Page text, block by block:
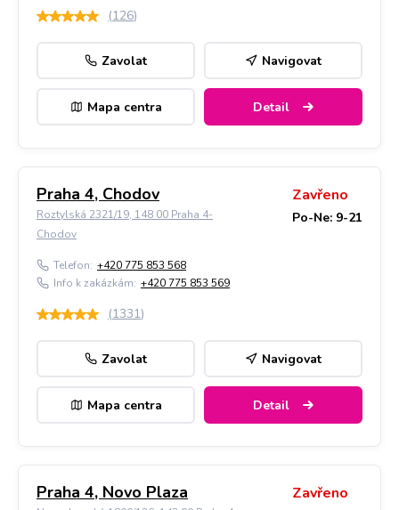
(126)
Zavolat Navigovat
Mapa centra Detail
Praha 4, Chodov
Roztylská 2321/19, 148 00 Praha 4-
Chodov
Zavřeno
Po-Ne: 9-21
Telefon: +420 775 853 568
Info k zakázkám: +420 775 853 569
(1331)
Zavolat Navigovat
Mapa centra Detail
Praha 4, Novo Plaza Zavřeno